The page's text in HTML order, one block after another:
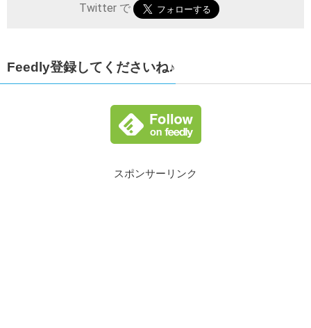
Twitter で
Feedly登録してくださいね♪
スポンサーリンク